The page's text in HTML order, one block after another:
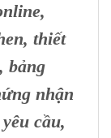
thiết
bảng
nhận
cầu,